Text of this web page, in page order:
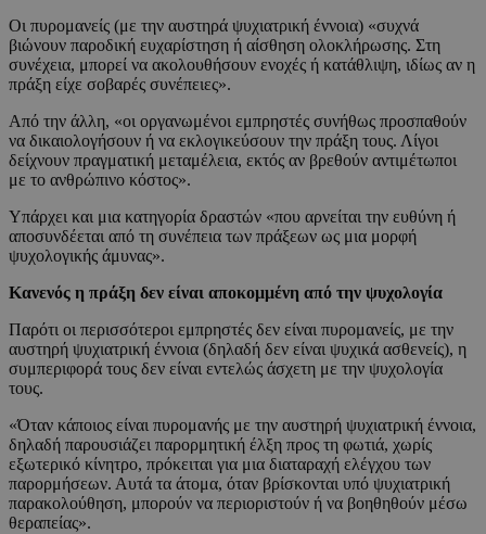
Οι πυρομανείς (με την αυστηρά ψυχιατρική έννοια) «συχνά
βιώνουν παροδική ευχαρίστηση ή αίσθηση ολοκλήρωσης. Στη
συνέχεια, μπορεί να ακολουθήσουν ενοχές ή κατάθλιψη, ιδίως αν η
πράξη είχε σοβαρές συνέπειες».
Από την άλλη, «οι οργανωμένοι εμπρηστές συνήθως προσπαθούν
να δικαιολογήσουν ή να εκλογικεύσουν την πράξη τους. Λίγοι
δείχνουν πραγματική μεταμέλεια, εκτός αν βρεθούν αντιμέτωποι
με το ανθρώπινο κόστος».
Υπάρχει και μια κατηγορία δραστών «που αρνείται την ευθύνη ή
αποσυνδέεται από τη συνέπεια των πράξεων ως μια μορφή
ψυχολογικής άμυνας».
Κανενός η πράξη δεν είναι αποκομμένη από την ψυχολογία
Παρότι οι περισσότεροι εμπρηστές δεν είναι πυρομανείς, με την
αυστηρή ψυχιατρική έννοια (δηλαδή δεν είναι ψυχικά ασθενείς), η
συμπεριφορά τους δεν είναι εντελώς άσχετη με την ψυχολογία
τους.
«Όταν κάποιος είναι πυρομανής με την αυστηρή ψυχιατρική έννοια,
δηλαδή παρουσιάζει παρορμητική έλξη προς τη φωτιά, χωρίς
εξωτερικό κίνητρο, πρόκειται για μια διαταραχή ελέγχου των
παρορμήσεων. Αυτά τα άτομα, όταν βρίσκονται υπό ψυχιατρική
παρακολούθηση, μπορούν να περιοριστούν ή να βοηθηθούν μέσω
θεραπείας».